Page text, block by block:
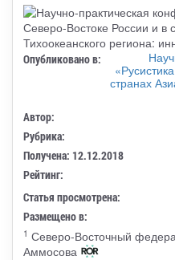
Опубликовано в:
странах
Автор:
Рубрика:
Получена: 12.12.2018
Рейтинг:
Статья просмотрена:
Размещено в:
1 Северо-Восточный
Аммосова